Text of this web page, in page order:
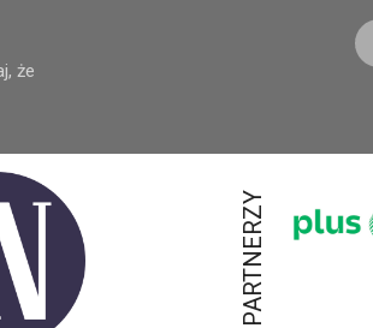
że
PARTNERZY